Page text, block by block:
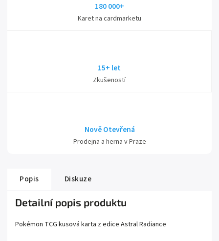
180 000+
Karet na cardmarketu
15+ let
Zkušeností
Nově Otevřená
Prodejna a herna v Praze
Popis Diskuze
Detailní popis produktu
Pokémon TCG kusová karta z edice Astral Radiance